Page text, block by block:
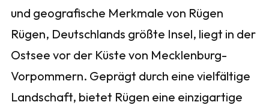
und geografische Merkmale von Rügen
Rügen, Deutschlands größte Insel, liegt in der
Ostsee vor der Küste von Mecklenburg-
Vorpommern. Geprägt durch eine vielfältige
Landschaft, bietet Rügen eine einzigartige